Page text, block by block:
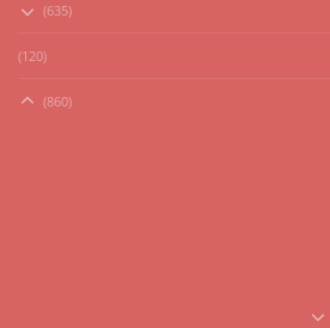
(635)
(120)
(860)